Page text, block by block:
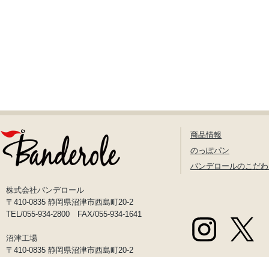
株式会社バンデロール
〒410-0835 静岡県沼津市西島町20-2
TEL/055-934-2800 FAX/055-934-1641
沼津工場
〒410-0835 静岡県沼津市西島町20-2
商品情報
のっぽパン
バンデロールのこだ